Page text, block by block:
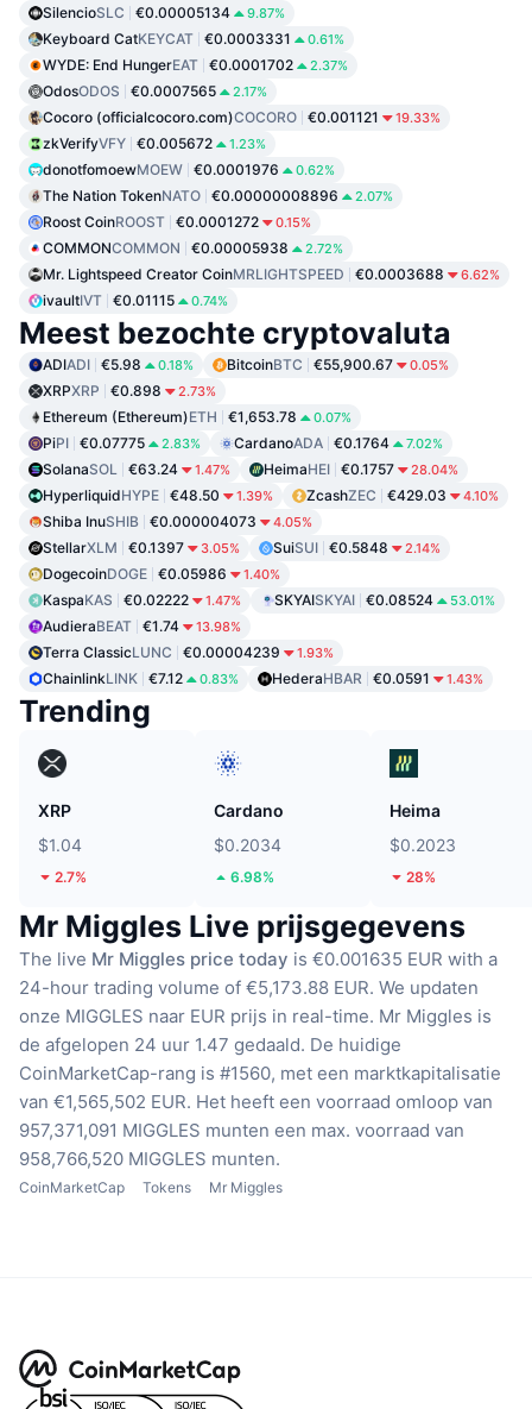
SilencioSLC €0.00005134 9.87%
Keyboard CatKEYCAT €0.0003331 0.61%
WYDE: End HungerEAT €0.0001702 2.37%
OdosODOS €0.0007565 2.17%
Cocoro (officialcocoro.com)COCORO €0.001121 19.33%
zkVerifyVFY €0.005672 1.23%
donotfomoewMOEW €0.0001976 0.62%
The Nation TokenNATO €0.00000008896 2.07%
Roost CoinROOST €0.0001272 0.15%
COMMONCOMMON €0.00005938 2.72%
Mr. Lightspeed Creator CoinMRLIGHTSPEED €0.0003688 6.62%
ivaultIVT €0.01115 0.74%
Meest bezochte cryptovaluta
ADIADI €5.98 0.18% BitcoinBTC €55,900.67 0.05%
XRPXRP €0.898 2.73%
Ethereum (Ethereum)ETH €1,653.78 0.07%
PiPI €0.07775 2.83% CardanoADA €0.1764 7.02%
SolanaSOL €63.24 1.47% HeimaHEI €0.1757 28.04%
HyperliquidHYPE €48.50 1.39% ZcashZEC €429.03 4.10%
Shiba InuSHIB €0.000004073 4.05%
StellarXLM €0.1397 3.05% SuiSUI €0.5848 2.14%
DogecoinDOGE €0.05986 1.40%
KaspaKAS €0.02222 1.47% SKYAISKYAI €0.08524 53.01%
AudieraBEAT €1.74 13.98%
Terra ClassicLUNC €0.00004239 1.93%
ChainlinkLINK €7.12 0.83% HederaHBAR €0.0591 1.43%
Trending
XRP
$1.04
2.7%
Cardano
$0.2034
6.98%
Heima
$0.2023
28%
Mr Miggles Live prijsgegevens
The live Mr Miggles price today is €0.001635 EUR with a
24-hour trading volume of €5,173.88 EUR. We updaten
onze MIGGLES naar EUR prijs in real-time. Mr Miggles is
de afgelopen 24 uur 1.47 gedaald. De huidige
CoinMarketCap-rang is #1560, met een marktkapitalisatie
van €1,565,502 EUR. Het heeft een voorraad omloop van
957,371,091 MIGGLES munten een max. voorraad van
958,766,520 MIGGLES munten.
CoinMarketCap Tokens Mr Miggles